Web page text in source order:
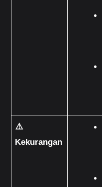
⚠️
Kekurangan